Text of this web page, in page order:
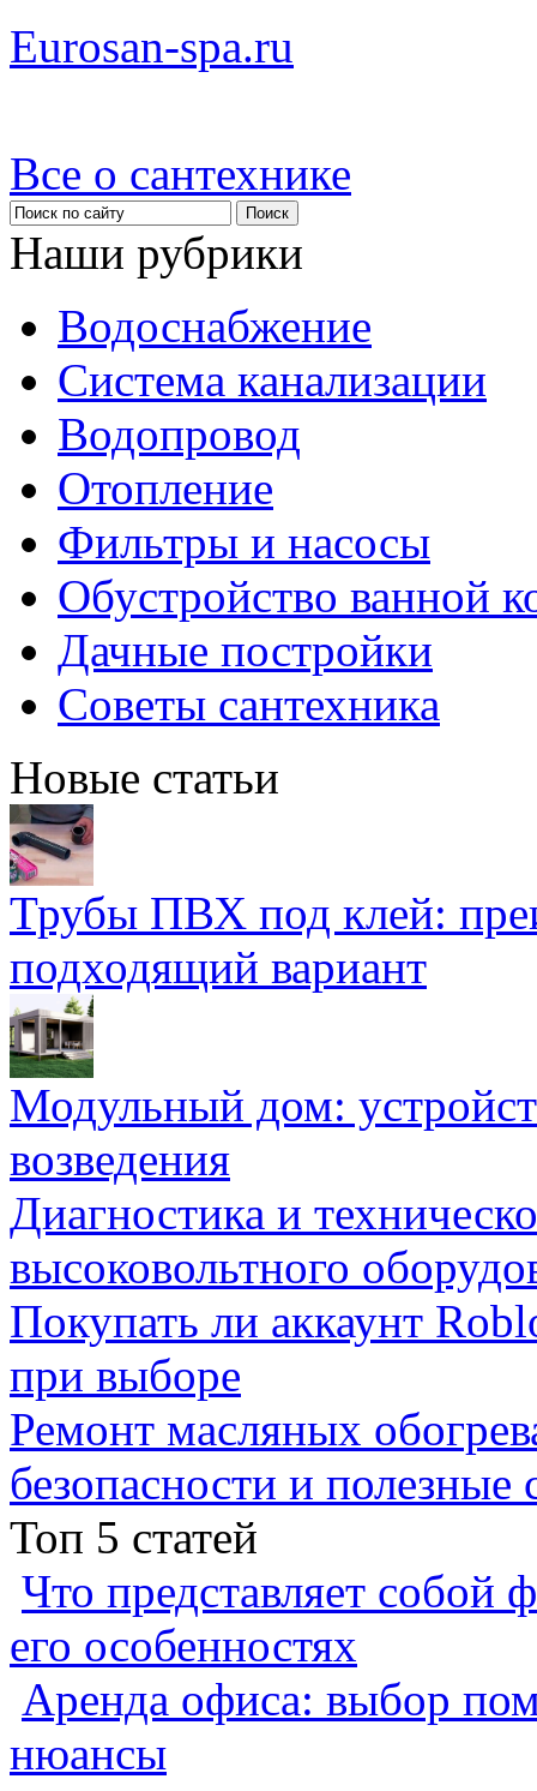
Eurosan-spa.ru
Все о сантехнике
Наши рубрики
Водоснабжение
Система канализации
Водопровод
Отопление
Фильтры и насосы
Обустройство ванной
Дачные постройки
Советы сантехника
Новые статьи
Трубы ПВХ под клей:
подходящий вариант
Модульный дом:
возведения
Диагностика и
высоковольтного
Покупать ли аккаунт
при выборе
Ремонт масляных
безопасности и полезные
Топ 5 статей
Что представляет собой
его особенностях
Аренда офиса: выбор
нюансы